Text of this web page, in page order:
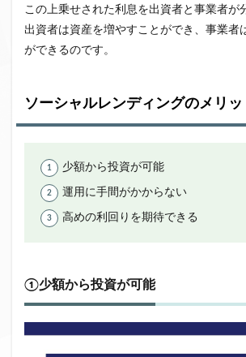
この上乗せされた利息を出資者と事業者が
出資者は資産を増やすことができ、事業者
ができるのです。
ソーシャルレンディングのメリッ
少額から投資が可能
運用に手間がかからない
高めの利回りを期待できる
①少額から投資が可能